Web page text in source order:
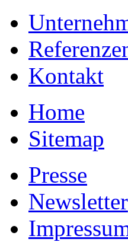
Kontakt
Home
Sitemap
Presse
Newsletter